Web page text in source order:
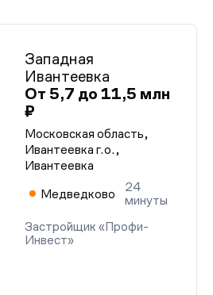
Западная
Ивантеевка
От 5,7 до 11,5 млн
₽
Московская область,
Ивантеевка г.о.,
Ивантеевка
Медведково
24
минуты
Застройщик «Профи-
Инвест»